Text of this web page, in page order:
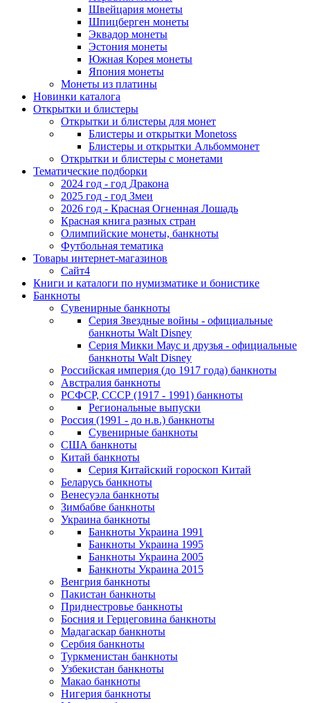
Швейцария монеты
Шпицберген монеты
Эквадор монеты
Эстония монеты
Южная Корея монеты
Япония монеты
Монеты из платины
Новинки каталога
Открытки и блистеры
Открытки и блистеры для монет
Блистеры и открытки Monetoss
Блистеры и открытки Альбоммонет
Открытки и блистеры с монетами
Тематические подборки
2024 год - год Дракона
2025 год - год Змеи
2026 год - Красная Огненная Лошадь
Красная книга разных стран
Олимпийские монеты, банкноты
Футбольная тематика
Товары интернет-магазинов
Сайт4
Книги и каталоги по нумизматике и бонистике
Банкноты
Сувенирные банкноты
Серия Звездные войны - официальные
банкноты Walt Disney
Серия Микки Маус и друзья - официальные
банкноты Walt Disney
Российская империя (до 1917 года) банкноты
Австралия банкноты
РСФСР, СССР (1917 - 1991) банкноты
Региональные выпуски
Россия (1991 - до н.в.) банкноты
Сувенирные банкноты
США банкноты
Китай банкноты
Серия Китайский гороскоп Китай
Беларусь банкноты
Венесуэла банкноты
Зимбабве банкноты
Украина банкноты
Банкноты Украина 1991
Банкноты Украина 1995
Банкноты Украина 2005
Банкноты Украина 2015
Венгрия банкноты
Пакистан банкноты
Приднестровье банкноты
Босния и Герцеговина банкноты
Мадагаскар банкноты
Сербия банкноты
Туркменистан банкноты
Узбекистан банкноты
Макао банкноты
Нигерия банкноты